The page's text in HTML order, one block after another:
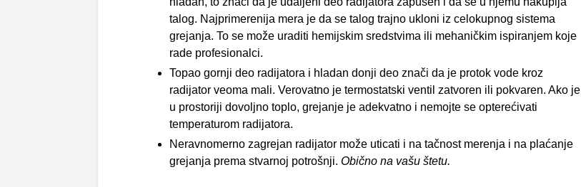
talog. Najprimerenija mera je da se talog trajno ukloni iz celokupnog sistema
grejanja. To se može uraditi hemijskim sredstvima ili mehaničkim ispiranjem koje
rade profesionalci.
Topao gornji deo radijatora i hladan donji deo znači da je protok vode kroz
radijator veoma mali. Verovatno je termostatski ventil zatvoren ili pokvaren. Ako je
u prostoriji dovoljno toplo, grejanje je adekvatno i nemojte se opterećivati
temperaturom radijatora.
Neravnomerno zagrejan radijator može uticati i na tačnost merenja i na plaćanje
grejanja prema stvarnoj potrošnji. Obično na vašu štetu.